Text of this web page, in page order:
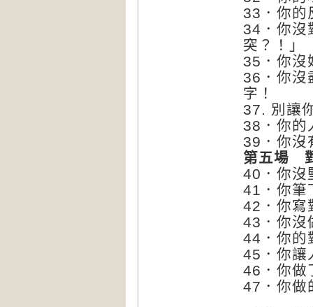
33．你的
34．你沒
突？！」
35．你沒
36．你沒
字！
37. 別讓
38．你的
39．你沒
第五場
40．你沒
41．你筆
42．你寫
43．你沒
44．你的
45．你讓
46．你做
47．你做